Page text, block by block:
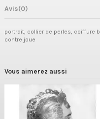
Avis(0)
portrait, collier de perles, coiffure
contre joue
Vous aimerez aussi